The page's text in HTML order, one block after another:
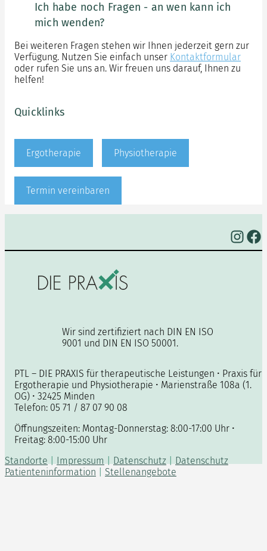
Ich habe noch Fragen - an wen kann ich
mich wenden?
Bei weiteren Fragen stehen wir Ihnen jederzeit gern zur
Verfügung. Nutzen Sie einfach unser Kontaktformular
oder rufen Sie uns an. Wir freuen uns darauf, Ihnen zu
helfen!
Quicklinks
Ergotherapie Physiotherapie
Termin vereinbaren
Instagram Facebook
Wir sind zertifiziert nach DIN EN ISO
9001 und DIN EN ISO 50001.
PTL – DIE PRAXIS für therapeutische Leistungen • Praxis für
Ergotherapie und Physiotherapie • Marienstraße 108a (1.
OG) • 32425 Minden
Telefon: 05 71 / 87 07 90 08
Öffnungszeiten: Montag-Donnerstag: 8:00-17:00 Uhr •
Freitag: 8:00-15:00 Uhr
Standorte
Impressum Datenschutz
Datenschutz
Patienteninformation
Stellenangebote